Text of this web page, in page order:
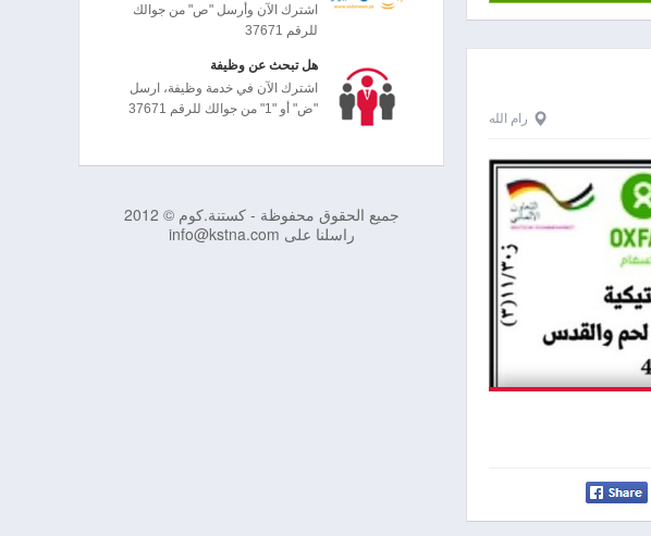
اشترك الآن وأرسل "ص" من جوالك
للرقم 37671
هل تبحث عن وظيفة
اشترك الآن في خدمة وظيفة، ارسل
"ض" أو "1" من جوالك للرقم 37671
جميع الحقوق محفوظة - كستنة.كوم © 2012
راسلنا على info@kstna.com
رام الله